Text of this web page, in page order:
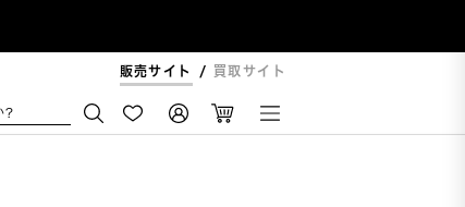
販売サイト 買取サイト
?